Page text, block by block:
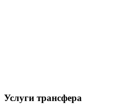
Услуги трансфера